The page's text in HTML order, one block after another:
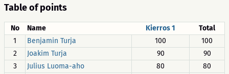
Table of points
No Name Kierros 1
Total
1
Benjamin Turja 100
100
2
Joakim Turja 90
90
3
Julius Luoma-aho 80
80